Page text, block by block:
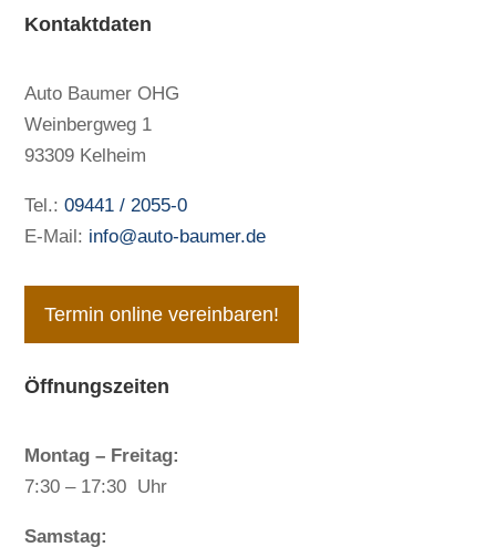
Kontaktdaten
Auto Baumer OHG
Weinbergweg 1
93309 Kelheim
Tel.:09441 / 2055-0
E-Mail: info@auto-baumer.de
Termin online vereinbaren!
Öffnungszeiten
Montag – Freitag:
7:30 – 17:30 Uhr
Samstag: